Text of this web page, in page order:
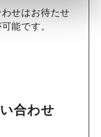
せはお待たせ
能です。
合わせ